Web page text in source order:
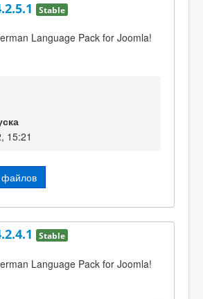
Stable
Language Pack for Joomla!
15:21
Stable
Language Pack for Joomla!